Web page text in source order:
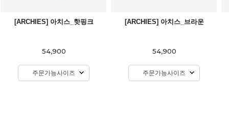
[ARCHIES] 아치스_핫핑크
54,900
주문가능사이즈
[ARCHIES] 아치스_브라운
54,900
주문가능사이즈